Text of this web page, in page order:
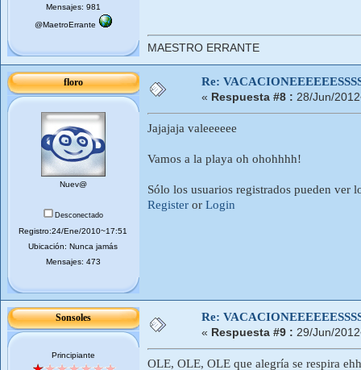
Mensajes: 981
@MaetroErrante
MAESTRO ERRANTE
floro
Nuev@
Desconectado
Registro:24/Ene/2010~17:51
Ubicación: Nunca jamás
Mensajes: 473
Re:
« Respuesta #8 : 28/Jun/
Jajajaja valeeeeee
Vamos a la playa oh ohohhhh!
Sólo los usuarios registrados pueden ver
Register or Login
Sonsoles
Principiante
Re:
« Respuesta #9 : 29/Jun/
OLE, OLE, OLE que alegría se respira